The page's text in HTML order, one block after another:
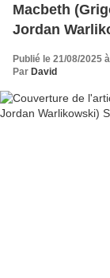
Macbeth
Jordan
Publié le 21/08/2025
Par David